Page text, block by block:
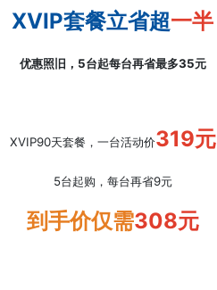
XVIP套餐立省超一半
优惠照旧，5台起每台再省最多35元
XVIP90天套餐，一台活动价319元
5台起购，每台再省9元
到手价仅需308元